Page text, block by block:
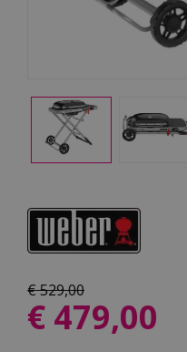
€529,00
€ 479,00